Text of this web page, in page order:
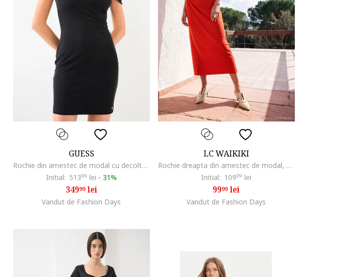
GUESS
Rochie din amestec de modal cu decolteu pe un umar, Negru
Initial: 51399 lei - 31%
34999lei
Vandut de Fashion Days
LC WAIKIKI
Rochie dreapta din amestec de modal, Rosu neon
Initial: 10999 lei
9999lei
Vandut de Fashion Days